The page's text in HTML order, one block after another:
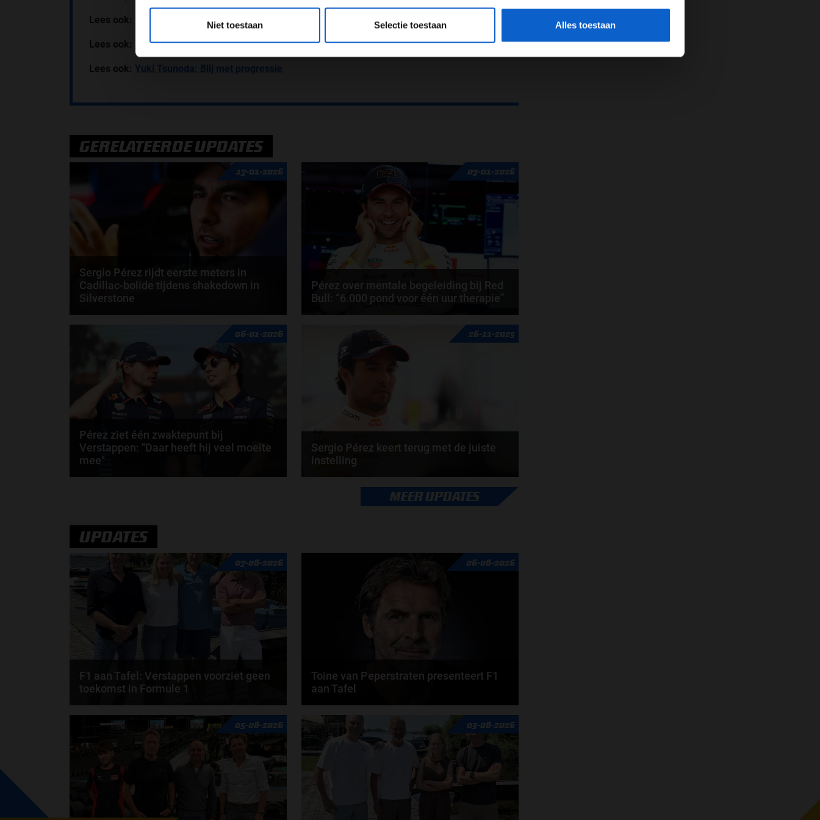
Niet toestaan Selectie toestaan Alles toestaan
Lees ook: Pierre Gasly: Zhou had meer ruimte moeten laten
Lees ook: Roman Stanek wint spannende F3 Feature Race
Lees ook: Yuki Tsunoda: Blij met progressie
GERELATEERDE UPDATES
17-01-2026
Sergio Pérez rijdt eerste meters in
Cadillac-bolide tijdens shakedown in
Silverstone
Tijdens een shakedown op het iconische circuit van
Silverstone heeft het Formule 1-team van Cadillac...
Amber Buwalda
07-01-2026
Pérez over mentale begeleiding bij Red
Bull: “6.000 pond voor één uur therapie”
Sergio Pérez heeft een bijzonder verhaal gedeeld
over de mentale ondersteuning die hij kreeg...
06-01-2026
Pérez ziet één zwaktepunt bij
Verstappen: "Daar heeft hij veel moeite
mee"
doorJarlo van der Vloed
26-11-2025
Sergio Pérez keert terug met de juiste
instelling
Cadillac kijkt met vertrouwen vooruit na de eerste
test van Sergio Pérez. De Mexicaan maakte in...
MEER UPDATES
UPDATES
07-08-2026
F1 aan Tafel: Verstappen voorziet geen
toekomst in Formule 1
Max Verstappen wil géén Formule 1-team, de FIA en
de motorfabrikanten zaten niet op één lijn en...
de redactie van Grand Prix Radio
06-08-2026
Toine van Peperstraten presenteert F1
aan Tafel
Rob van Someren, Beitske Visser en Frans
Verschuur schuiven aan in de nieuwe F1 aan Tafel.
Iedere...
door
05-08-2026 03-08-2026
*Raadpleeg onsprivacybeleidvoor meer informatie over gegevensgebruik en -bescherming.